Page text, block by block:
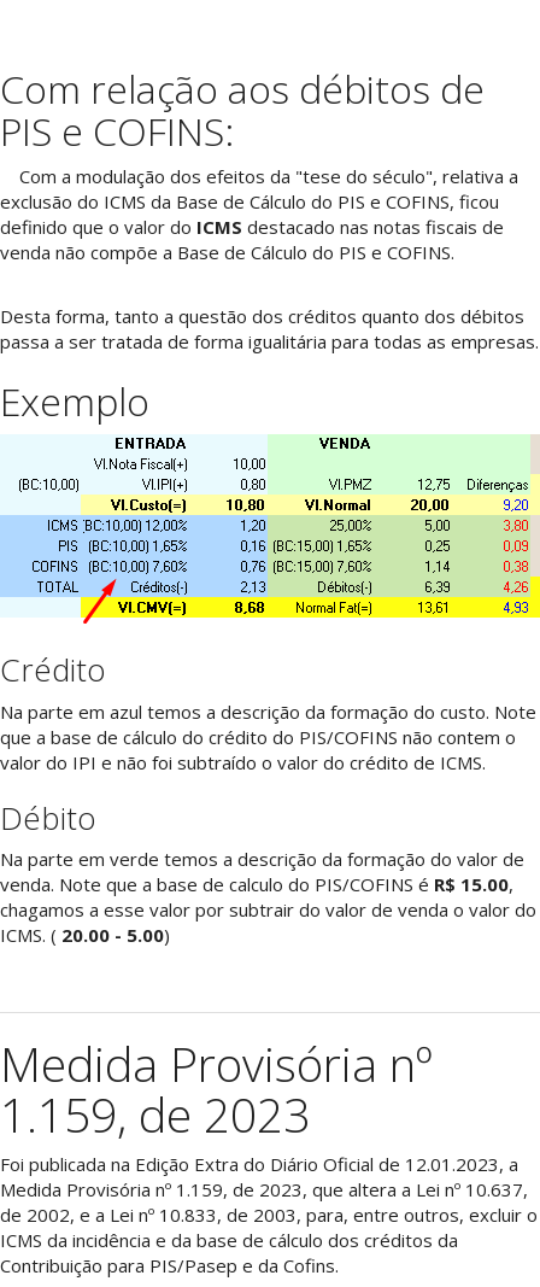
Com relação aos débitos de
PIS e COFINS:
Com a modulação dos efeitos da "tese do século", relativa a
exclusão do ICMS da Base de Cálculo do PIS e COFINS, ficou
definido que o valor do ICMS destacado nas notas fiscais de
venda não compõe a Base de Cálculo do PIS e COFINS.
Desta forma, tanto a questão dos créditos quanto dos débitos
passa a ser tratada de forma igualitária para todas as empresas.
Exemplo
Crédito
Na parte em azul temos a descrição da formação do custo. Note
que a base de cálculo do crédito do PIS/COFINS não contem o
valor do IPI e não foi subtraído o valor do crédito de ICMS.
Débito
Na parte em verde temos a descrição da formação do valor de
venda. Note que a base de calculo do PIS/COFINS é R$ 15.00,
chagamos a esse valor por subtrair do valor de venda o valor do
ICMS. ( 20.00 - 5.00)
Medida Provisória nº
1.159, de 2023
Foi publicada na Edição Extra do Diário Oficial de 12.01.2023, a
Medida Provisória nº 1.159, de 2023, que altera a Lei nº 10.637,
de 2002, e a Lei nº 10.833, de 2003, para, entre outros, excluir o
ICMS da incidência e da base de cálculo dos créditos da
Contribuição para PIS/Pasep e da Cofins.